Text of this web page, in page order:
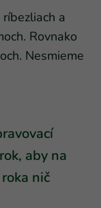
a
Rovnako
Nesmieme
aby na
nič